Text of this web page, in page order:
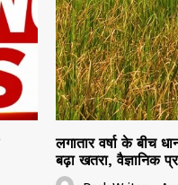
लगातार वर्षा के बीच
बढ़ा खतरा, वैज्ञानिक